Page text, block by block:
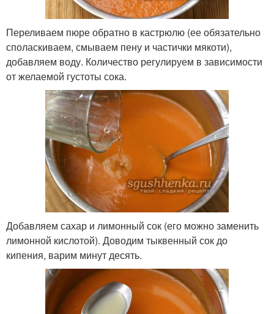
Переливаем пюре обратно в кастрюлю (ее обязательно
споласкиваем, смываем пену и частички мякоти),
добавляем воду. Количество регулируем в зависимости
от желаемой густоты сока.
Добавляем сахар и лимонный сок (его можно заменить
лимонной кислотой). Доводим тыквенный сок до
кипения, варим минут десять.